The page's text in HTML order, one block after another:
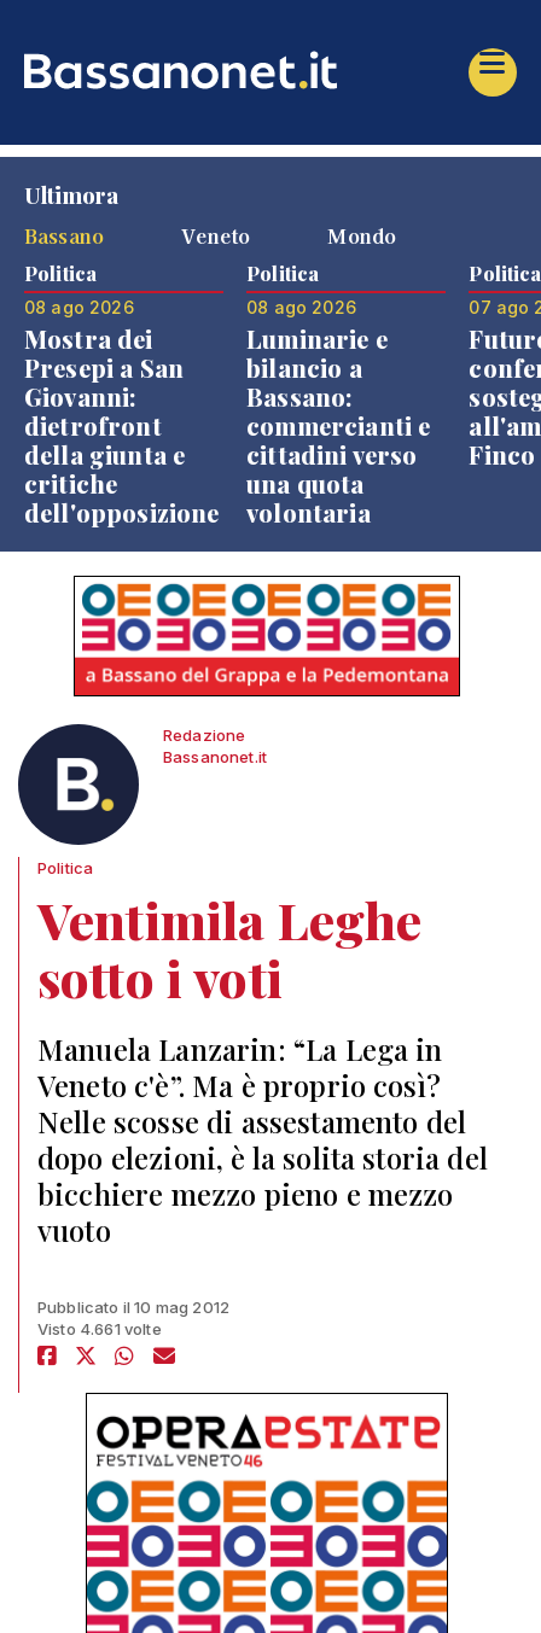
Ultimora
Bassano
Veneto Mondo
Politica
08 ago 2026
Mostra dei
Presepi a San
Giovanni:
dietrofront
della giunta e
critiche
dell'opposizione
Politica
08 ago 2026
Luminarie e
bilancio a
Bassano:
commercianti e
cittadini verso
una quota
volontaria
Politica
07 ago
Finco
Redazione
Bassanonet.it
Politica
Ventimila Leghe
sotto i voti
Manuela Lanzarin: “La Lega in
Veneto c'è”. Ma è proprio così?
Nelle scosse di assestamento del
dopo elezioni, è la solita storia del
bicchiere mezzo pieno e mezzo
vuoto
Pubblicato il 10 mag 2012
Visto 4.661 volte